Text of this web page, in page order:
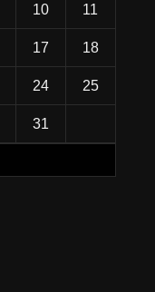
10 11
17 18
24 25
31